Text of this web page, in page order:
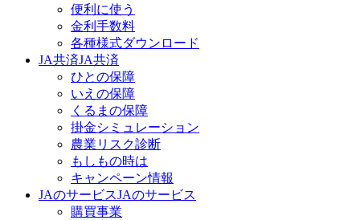
便利に使う
金利手数料
各種様式ダウンロード
JA共済JA共済
ひとの保障
いえの保障
くるまの保障
掛金シミュレーション
農業リスク診断
もしもの時は
キャンペーン情報
JAのサービスJAのサービス
購買事業